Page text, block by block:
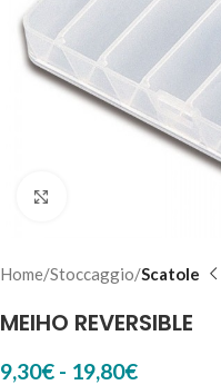
Home Stoccaggio Scatole
MEIHO REVERSIBLE
9,30€ - 19,80€